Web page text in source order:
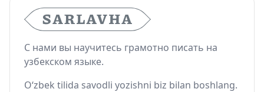
С нами вы научитесь грамотно писать на
узбекском языке.
O‘zbek tilida savodli yozishni biz bilan boshlang.